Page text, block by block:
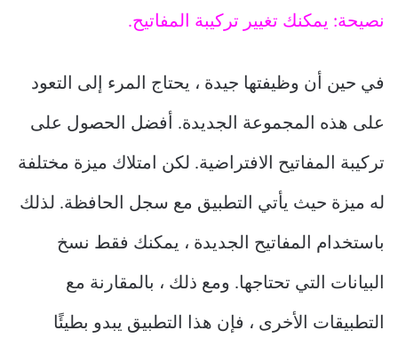
نصيحة: يمكنك تغيير تركيبة المفاتيح.
في حين أن وظيفتها جيدة ، يحتاج المرء إلى التعود
على هذه المجموعة الجديدة. أفضل الحصول على
تركيبة المفاتيح الافتراضية. لكن امتلاك ميزة مختلفة
له ميزة حيث يأتي التطبيق مع سجل الحافظة. لذلك
باستخدام المفاتيح الجديدة ، يمكنك فقط نسخ
البيانات التي تحتاجها. ومع ذلك ، بالمقارنة مع
التطبيقات الأخرى ، فإن هذا التطبيق يبدو بطيئًا